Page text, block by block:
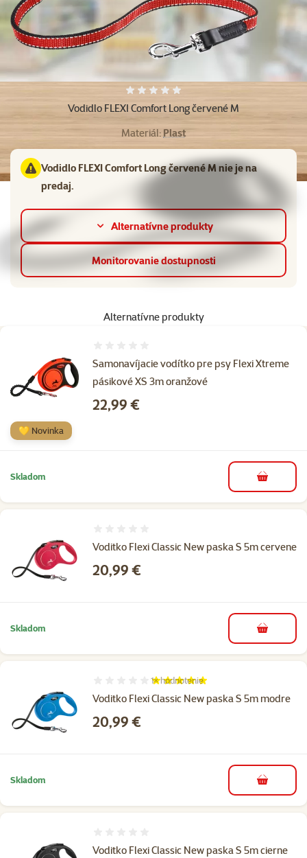
Vodidlo FLEXI Comfort Long červené M
Hodnotenie 0%
Materiál: Plast
Vodidlo FLEXI Comfort Long červené M nie je na
predaj.
Alternatívne produkty
Monitorovanie dostupnosti
Alternatívne produkty
Samonavíjacie vodítko pre psy Flexi Xtreme
pásikové XS 3m oranžové
Cena
22,99 €
💛 Novinka
Skladom do košíka
Voditko Flexi Classic New paska S 5m cervene
Cena
20,99 €
Skladom do košíka
Voditko Flexi Classic New paska S 5m modre
Hodnotenie 100%, počet hodnotení: 1
1×hodnotenie
Cena
20,99 €
Skladom do košíka
Voditko Flexi Classic New paska S 5m cierne